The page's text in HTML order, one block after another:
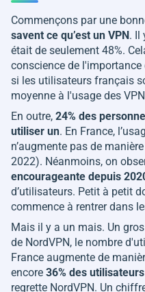
Commençons par une
savent ce qu’est un VPN . Il
était de seulement 48%.
conscience de l'importance
si les utilisateurs français
moyenne à l'usage des
En outre, 24% des
utiliser un. En France,
n’augmente pas de
2022). Néanmoins, on
encourageante depuis
d’utilisateurs. Petit à petit
commence à rentrer dans
Mais il y a un mais. Un
de NordVPN, le nombre
France augmente de
encore 36% des
regrette NordVPN. Un